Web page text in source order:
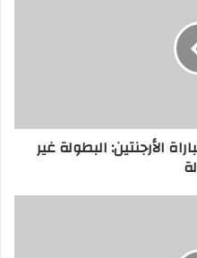
الأرجنتين: البطولة غير